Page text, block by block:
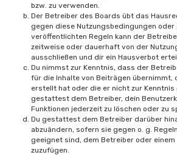
bzw. zu verwenden.
Der Betreiber des Boards übt das
gegen diese Nutzungsbedingungen oder
veröffentlichten Regeln kann der
zeitweise oder dauerhaft von der
ausschließen und dir ein Hausverbot
Du nimmst zur Kenntnis, dass der
für die Inhalte von Beiträgen übernimmt,
erstellt hat oder die er nicht zur Kenntnis
gestattest dem Betreiber, dein
Funktionen jederzeit zu löschen oder zu
Du gestattest dem Betreiber darüber
abzuändern, sofern sie gegen o. g.
geeignet sind, dem Betreiber oder
zuzufügen.